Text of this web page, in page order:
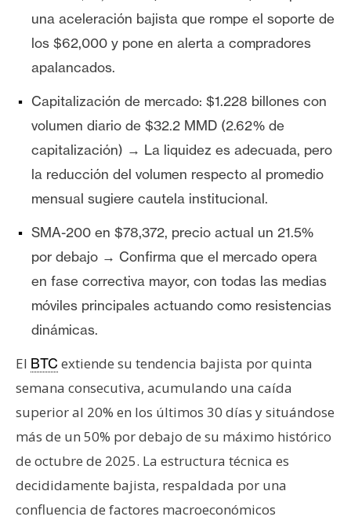
T
e
m
s
R
e
c
r
s
s
o
n
t
c
t
o
y
una aceleración bajista que rompe el soporte de
los $62,000 y pone en alerta a compradores
apalancados.
Capitalización de mercado: $1.228 billones con
volumen diario de $32.2 MMD (2.62% de
capitalización) → La liquidez es adecuada, pero
la reducción del volumen respecto al promedio
mensual sugiere cautela institucional.
SMA-200 en $78,372, precio actual un 21.5%
por debajo → Confirma que el mercado opera
en fase correctiva mayor, con todas las medias
móviles principales actuando como resistencias
dinámicas.
El BTC extiende su tendencia bajista por quinta
semana consecutiva, acumulando una caída
superior al 20% en los últimos 30 días y situándose
más de un 50% por debajo de su máximo histórico
de octubre de 2025. La estructura técnica es
decididamente bajista, respaldada por una
confluencia de factores macroeconómicos